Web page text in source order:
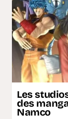
Les
des
Namco